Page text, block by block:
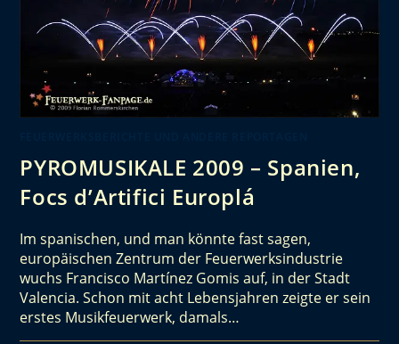
PYROMUSIKALE 2009 – Spanien,
Focs d’Artifici Europlá
Im spanischen, und man könnte fast sagen,
europäischen Zentrum der Feuerwerksindustrie
wuchs Francisco Martínez Gomis auf, in der Stadt
Valencia. Schon mit acht Lebensjahren zeigte er sein
erstes Musikfeuerwerk, damals…